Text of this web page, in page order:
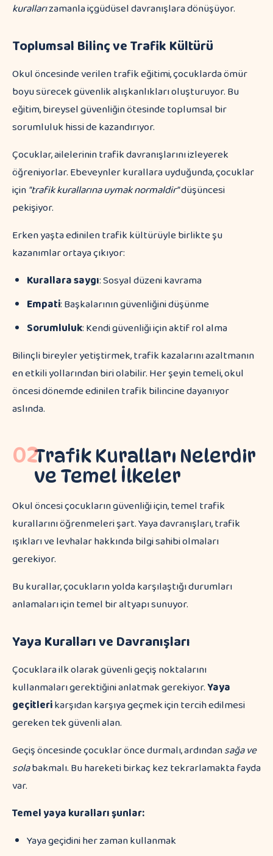
kurallarızamanla içgüdüsel davranışlara dönüşüyor.
Toplumsal Bilinç ve Trafik Kültürü
Okul öncesinde verilen trafik eğitimi, çocuklarda ömür
boyu sürecek güvenlik alışkanlıkları oluşturuyor. Bu
eğitim, bireysel güvenliğin ötesinde toplumsal bir
sorumluluk hissi de kazandırıyor.
Çocuklar, ailelerinin trafik davranışlarını izleyerek
öğreniyorlar. Ebeveynler kurallara uyduğunda, çocuklar
için"trafik kurallarına uymak normaldir"düşüncesi
pekişiyor.
Erken yaşta edinilen trafik kültürüyle birlikte şu
kazanımlar ortaya çıkıyor:
Kurallara saygı: Sosyal düzeni kavrama
Empati: Başkalarının güvenliğini düşünme
Sorumluluk: Kendi güvenliği için aktif rol alma
Bilinçli bireyler yetiştirmek, trafik kazalarını azaltmanın
en etkili yollarından biri olabilir. Her şeyin temeli, okul
öncesi dönemde edinilen trafik bilincine dayanıyor
aslında.
02Trafik Kuralları Nelerdir
ve Temel İlkeler
Okul öncesi çocukların güvenliği için, temel trafik
kurallarını öğrenmeleri şart. Yaya davranışları, trafik
ışıkları ve levhalar hakkında bilgi sahibi olmaları
gerekiyor.
Bu kurallar, çocukların yolda karşılaştığı durumları
anlamaları için temel bir altyapı sunuyor.
Yaya Kuralları ve Davranışları
Çocuklara ilk olarak güvenli geçiş noktalarını
kullanmaları gerektiğini anlatmak gerekiyor.Yaya
geçitlerikarşıdan karşıya geçmek için tercih edilmesi
gereken tek güvenli alan.
Geçiş öncesinde çocuklar önce durmalı, ardındansağa ve
solabakmalı. Bu hareketi birkaç kez tekrarlamakta fayda
var.
Temel yaya kuralları şunlar:
Yaya geçidini her zaman kullanmak